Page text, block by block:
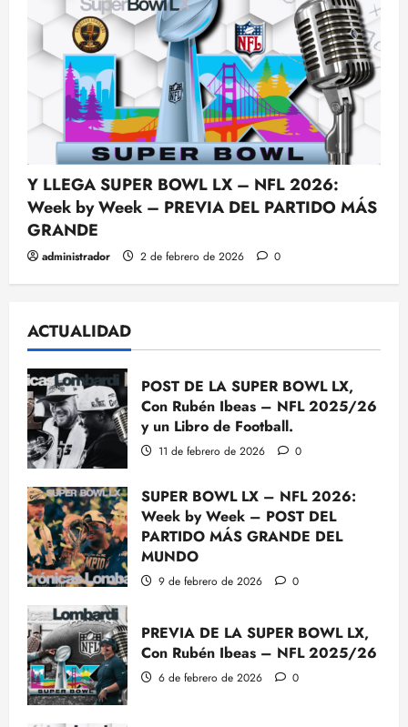
Y LLEGA SUPER BOWL LX – NFL 2026:
Week by Week – PREVIA DEL PARTIDO MÁS
GRANDE
administrador 2 de febrero de 2026 0
ACTUALIDAD
POST DE LA SUPER BOWL LX,
Con Rubén Ibeas – NFL 2025/26
y un Libro de Football.
11 de febrero de 2026 0
SUPER BOWL LX – NFL 2026:
Week by Week – POST DEL
PARTIDO MÁS GRANDE DEL
MUNDO
9 de febrero de 2026 0
PREVIA DE LA SUPER BOWL LX,
Con Rubén Ibeas – NFL 2025/26
6 de febrero de 2026 0